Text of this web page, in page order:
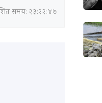
समय: २३:२२:४७